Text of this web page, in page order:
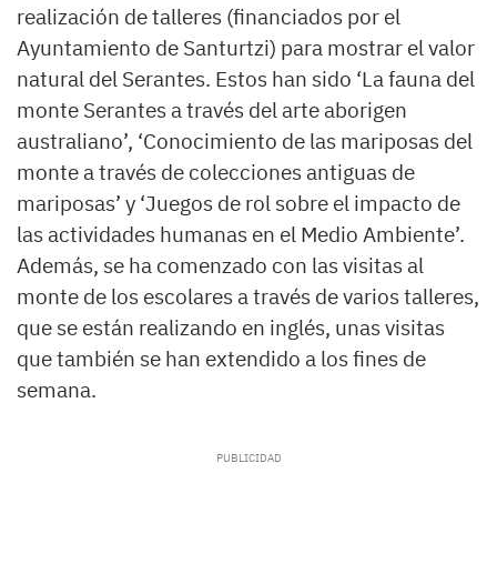
realización de talleres (financiados por el
Ayuntamiento de Santurtzi) para mostrar el valor
natural del Serantes. Estos han sido ‘La fauna del
monte Serantes a través del arte aborigen
australiano’, ‘Conocimiento de las mariposas del
monte a través de colecciones antiguas de
mariposas’ y ‘Juegos de rol sobre el impacto de
las actividades humanas en el Medio Ambiente’.
Además, se ha comenzado con las visitas al
monte de los escolares a través de varios talleres,
que se están realizando en inglés, unas visitas
que también se han extendido a los fines de
semana.